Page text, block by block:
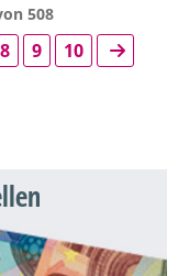
508
8 9 10